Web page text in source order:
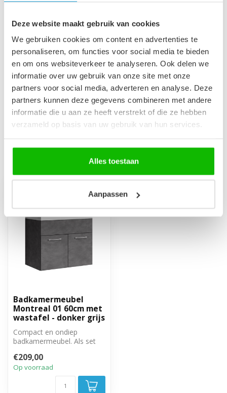
Deze website maakt gebruik van cookies
We gebruiken cookies om content en advertenties te
personaliseren, om functies voor social media te bieden
en om ons websiteverkeer te analyseren. Ook delen we
informatie over uw gebruik van onze site met onze
partners voor social media, adverteren en analyse. Deze
partners kunnen deze gegevens combineren met andere
informatie die u aan ze heeft verstrekt of die ze hebben
verzameld op basis van uw gebruik van hun services.
Alles toestaan
Aanpassen
Afvoerplug groot - chroom -
met overloop
Op voorraad
€29,95
Wastafelkraan Rosa -
chroom
Op voorraad
€89,95
€69,95
Recent bekeken
Badkamermeubel
Montreal 01 60cm met
wastafel - donker grijs
Compact en ondiep
badkamermeubel. Als set
€209,00
Op voorraad